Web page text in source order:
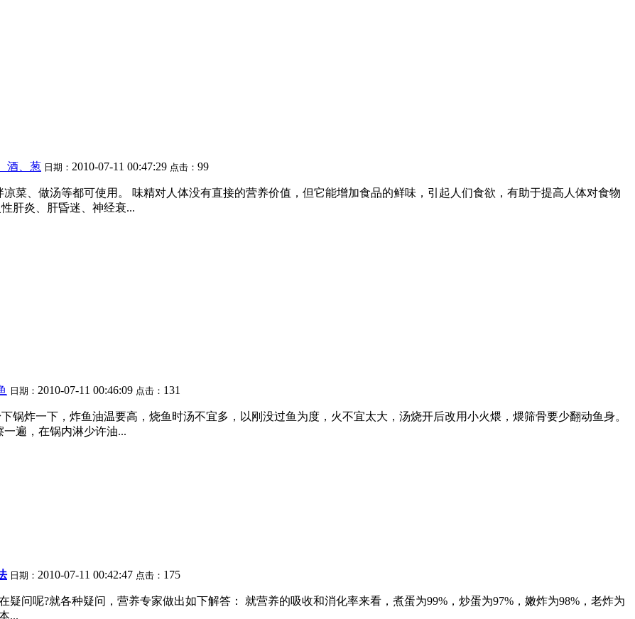
酒、葱 日期： 2010-07-11 00:47:29 点击： 99
菜、做汤等都可使用。 味精对人体没有直接的营养价值，但它能增加食品的鲜味，引起人们食欲，有助于提高人体对食物
肝炎、肝昏迷、神经衰...
日期： 2010-07-11 00:46:09 点击： 131
锅炸一下，炸鱼油温要高，烧鱼时汤不宜多，以刚没过鱼为度，火不宜太大，汤烧开后改用小火煨，煨筛骨要少翻动鱼身。
遍，在锅内淋少许油...
日期： 2010-07-11 00:42:47 点击： 175
问呢?就各种疑问，营养专家做出如下解答： 就营养的吸收和消化率来看，煮蛋为99%，炒蛋为97%，嫩炸为98%，老炸为
...